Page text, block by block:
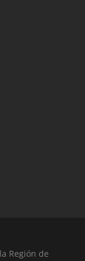
Región de